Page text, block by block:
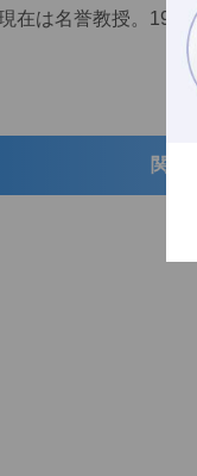
在は名誉教授。
関連